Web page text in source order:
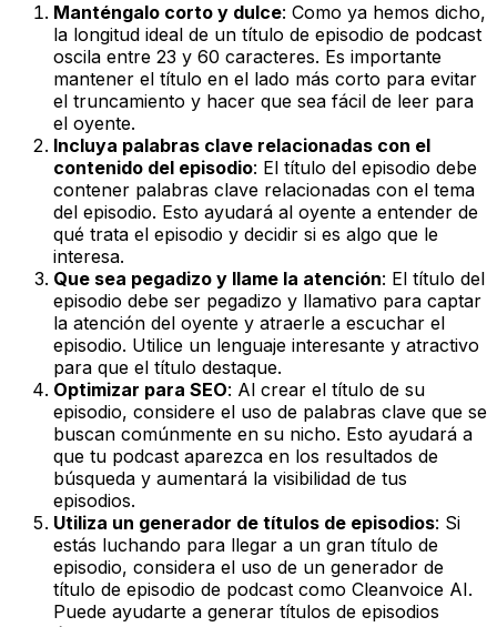
Manténgalo corto y dulce: Como ya hemos dicho,
la longitud ideal de un título de episodio de podcast
oscila entre 23 y 60 caracteres. Es importante
mantener el título en el lado más corto para evitar
el truncamiento y hacer que sea fácil de leer para
el oyente.
Incluya palabras clave relacionadas con el
contenido del episodio: El título del episodio debe
contener palabras clave relacionadas con el tema
del episodio. Esto ayudará al oyente a entender de
qué trata el episodio y decidir si es algo que le
interesa.
Que sea pegadizo y llame la atención: El título del
episodio debe ser pegadizo y llamativo para captar
la atención del oyente y atraerle a escuchar el
episodio. Utilice un lenguaje interesante y atractivo
para que el título destaque.
Optimizar para SEO: Al crear el título de su
episodio, considere el uso de palabras clave que se
buscan comúnmente en su nicho. Esto ayudará a
que tu podcast aparezca en los resultados de
búsqueda y aumentará la visibilidad de tus
episodios.
Utiliza un generador de títulos de episodios: Si
estás luchando para llegar a un gran título de
episodio, considera el uso de un generador de
título de episodio de podcast como Cleanvoice AI.
Puede ayudarte a generar títulos de episodios